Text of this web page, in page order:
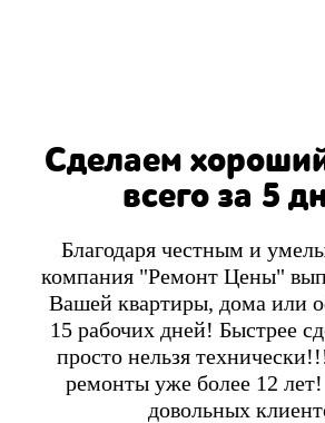
Сделаем
всего за 5
Благодаря честным и
компания "Ремонт Цены"
Вашей квартиры, дома или
15 рабочих дней! Быстрее
просто нельзя
ремонты уже более 12
довольных